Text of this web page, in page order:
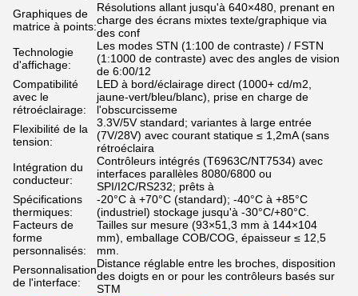
Graphiques de
matrice à points:
Résolutions allant jusqu'à 640×480, prenant en
charge des écrans mixtes texte/graphique via
des conf
Technologie
d'affichage:
Les modes STN (1:100 de contraste) / FSTN
(1:1000 de contraste) avec des angles de vision
de 6:00/12
Compatibilité
avec le
rétroéclairage:
LED à bord/éclairage direct (1000+ cd/m2,
jaune-vert/bleu/blanc), prise en charge de
l'obscurcisseme
Flexibilité de la
tension:
3.3V/5V standard; variantes à large entrée
(7V/28V) avec courant statique ≤ 1,2mA (sans
rétroéclaira
Intégration du
conducteur:
Contrôleurs intégrés (T6963C/NT7534) avec
interfaces parallèles 8080/6800 ou
SPI/I2C/RS232; prêts à
Spécifications
thermiques:
-20°C à +70°C (standard); -40°C à +85°C
(industriel) stockage jusqu'à -30°C/+80°C.
Facteurs de
forme
personnalisés:
Tailles sur mesure (93×51,3 mm à 144×104
mm), emballage COB/COG, épaisseur ≤ 12,5
mm.
Personnalisation
de l'interface:
Distance réglable entre les broches, disposition
des doigts en or pour les contrôleurs basés sur
STM